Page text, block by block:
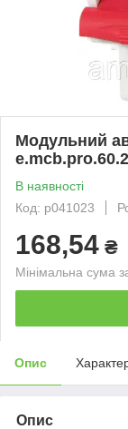
Модульний
В наявності
Код: p041023
168,54 ₴
Мінімальна сума
Опис
Опис